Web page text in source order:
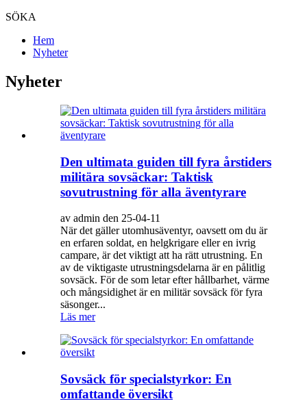
SÖKA
Hem
Nyheter
Nyheter
Den ultimata guiden till fyra årstiders
militära sovsäckar: Taktisk
sovutrustning för alla äventyrare
av admin den 25-04-11
När det gäller utomhusäventyr, oavsett om du är
en erfaren soldat, en helgkrigare eller en ivrig
campare, är det viktigt att ha rätt utrustning. En
av de viktigaste utrustningsdelarna är en pålitlig
sovsäck. För de som letar efter hållbarhet, värme
och mångsidighet är en militär sovsäck för fyra
säsonger...
Läs mer
Sovsäck för specialstyrkor: En
omfattande översikt